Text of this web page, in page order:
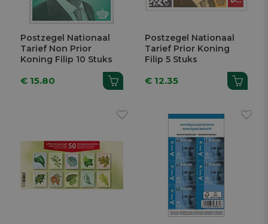
Postzegel Nationaal
Tarief Non Prior
Koning Filip 10 Stuks
€ 15.80
Postzegel Nationaal
Tarief Prior Koning
Filip 5 Stuks
€ 12.35